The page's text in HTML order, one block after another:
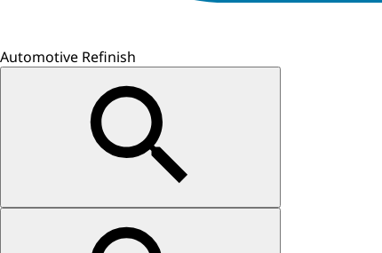
Automotive Refinish